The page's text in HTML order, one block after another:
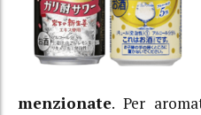
menzionate. Per